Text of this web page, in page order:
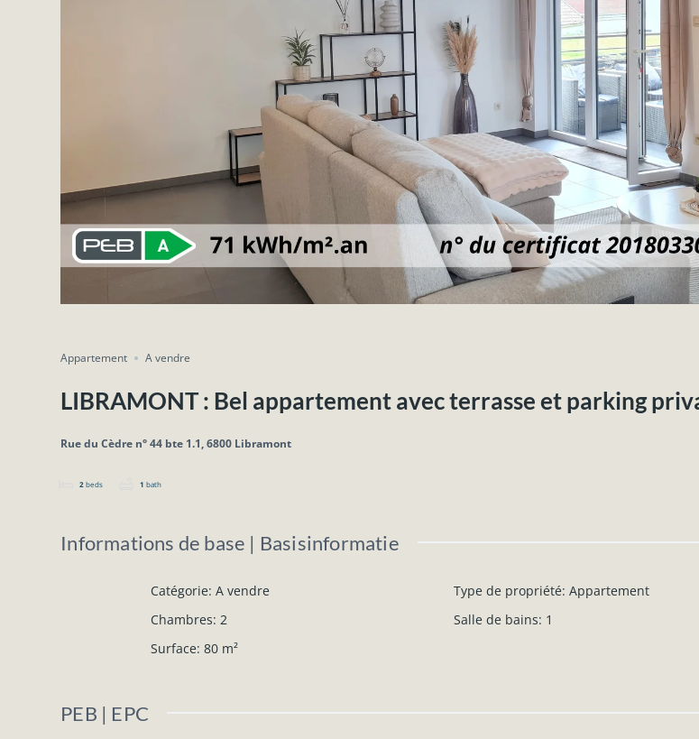
Appartement A vendre
LIBRAMONT : Bel appartement avec terrasse et parking
Rue du Cèdre n° 44 bte 1.1, 6800 Libramont
2 beds 1 bath
Informations de base | Basisinformatie
Catégorie: A vendre Type de propriété: Appartement
Chambres: 2 Salle de bains: 1
Surface: 80 m²
PEB | EPC